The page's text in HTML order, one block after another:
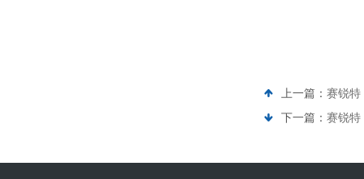
上一篇： 赛锐特
下一篇： 赛锐特